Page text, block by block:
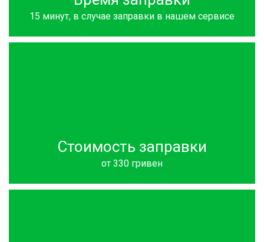
15 минут, в случае заправки в нашем сервисе
Стоимость заправки
от 330 гривен